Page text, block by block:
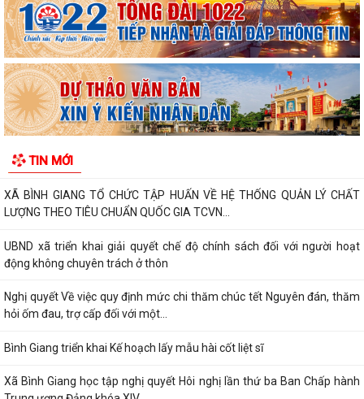
TIN MỚI
bị bãi bỏ thuộc phạm vi chức...
Kết quả giải quyết thủ tục hành chính tháng 7 năm 2026
XÃ BÌNH GIANG TỔ CHỨC TẬP HUẤN VỀ HỆ THỐNG QUẢN LÝ CHẤT
LƯỢNG THEO TIÊU CHUẨN QUỐC GIA TCVN...
UBND xã triển khai giải quyết chế độ chính sách đối với người hoạt
động không chuyên trách ở thôn
Nghị quyết Về việc quy định mức chi thăm chúc tết Nguyên đán, thăm
hỏi ốm đau, trợ cấp đối với một...
Bình Giang triển khai Kế hoạch lấy mẫu hài cốt liệt sĩ
Xã Bình Giang học tập nghị quyết Hôi nghị lần thứ ba Ban Chấp hành
Trung ương Đảng khóa XIV
Về việc phê duyệt quy trình nội bộ giải quyết thủ tục hành chính thuộc
phạm vi chức năng của Sở...
Về việc khai bố thủ tục hành chính nội bộ được sửa đổi, bổ sung thuộc
phạm vi, chức năng quản lý...